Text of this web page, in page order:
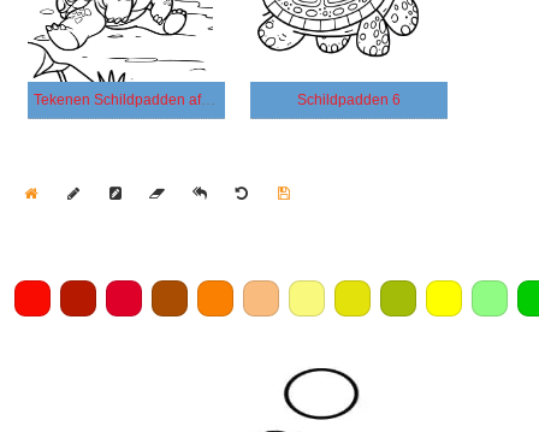
Tekenen Schildpadden afdrukbaar Schildpadden 6